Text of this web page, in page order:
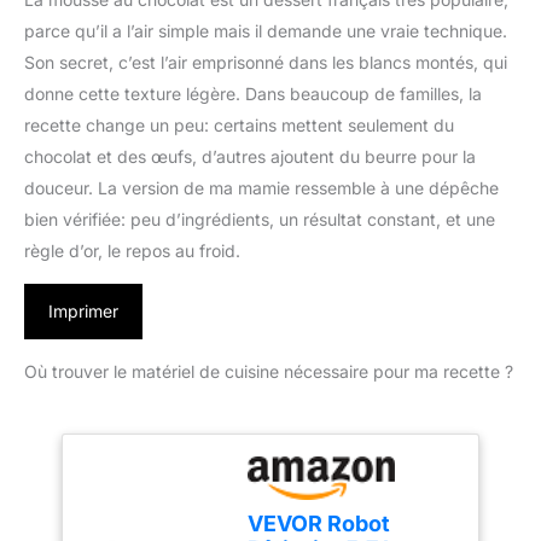
parce qu’il a l’air simple mais il demande une vraie technique.
Son secret, c’est l’air emprisonné dans les blancs montés, qui
donne cette texture légère. Dans beaucoup de familles, la
recette change un peu: certains mettent seulement du
chocolat et des œufs, d’autres ajoutent du beurre pour la
douceur. La version de ma mamie ressemble à une dépêche
bien vérifiée: peu d’ingrédients, un résultat constant, et une
règle d’or, le repos au froid.
Imprimer
Où trouver le matériel de cuisine nécessaire pour ma recette ?
VEVOR Robot